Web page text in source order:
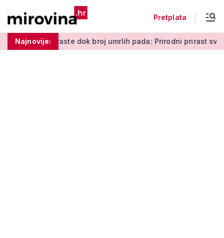
Pretplata
Najnovije:
rođenih raste dok broj umrlih pada: Prirodni prirast svejedno